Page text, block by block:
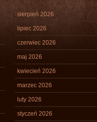
sierpień 2026
lipiec 2026
czerwiec 2026
maj 2026
kwiecień 2026
marzec 2026
luty 2026
styczeń 2026